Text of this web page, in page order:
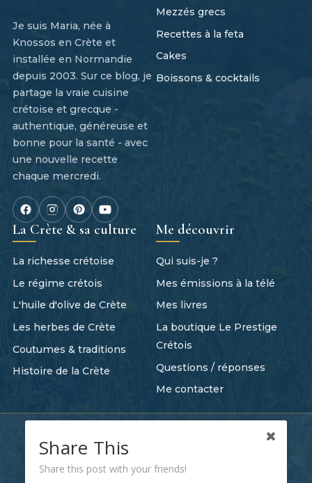
Je suis Maria, née à
Knossos en Crète et
installée en Normandie
depuis 2003. Sur ce blog, je
partage la vraie cuisine
crétoise et grecque -
authentique, généreuse et
bonne pour la santé - avec
une nouvelle recette
chaque mercredi.
Mezzés grecs
Recettes à la feta
Cakes
Boissons & cocktails
La Crète & sa culture
La richesse crétoise
Le régime crétois
L'huile d'olive de Crète
Les herbes de Crète
Coutumes & traditions
Histoire de la Crète
Me découvrir
Qui suis-je ?
Mes émissions à la télé
Mes livres
La boutique Le Prestige
Crétois
Questions / réponses
Me contacter
Tout commence quelque part
Recevez mes nouvelles recettes et mes histoires
Share This
Share this post with your friends!